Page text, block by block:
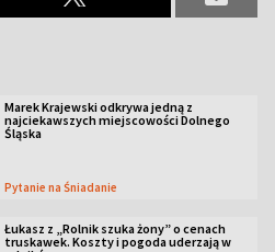
Marek Krajewski odkrywa jedną z
najciekawszych miejscowości Dolnego
Śląska
Pytanie na Śniadanie
Łukasz z „Rolnik szuka żony” o cenach
truskawek. Koszty i pogoda uderzają w